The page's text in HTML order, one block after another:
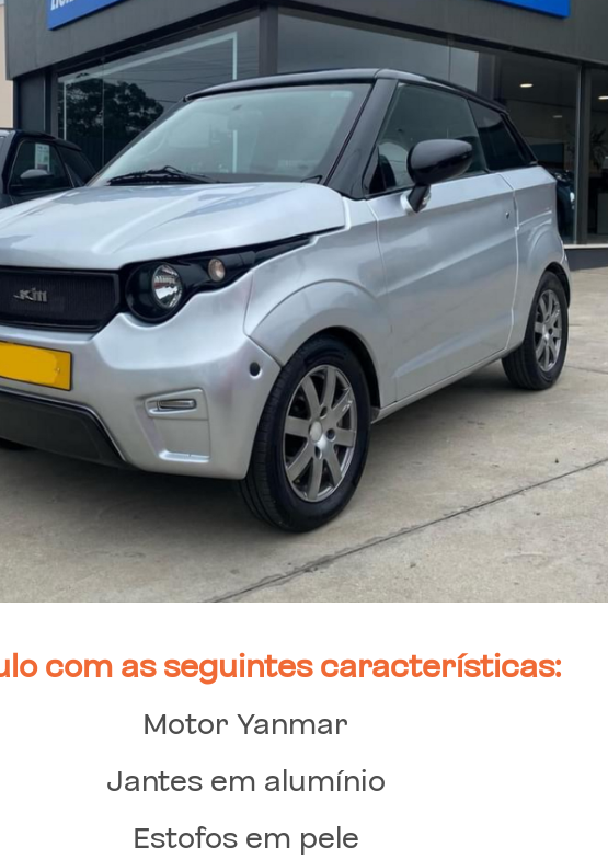
com as seguintes características:
Motor Yanmar
Jantes em alumínio
Estofos em pele